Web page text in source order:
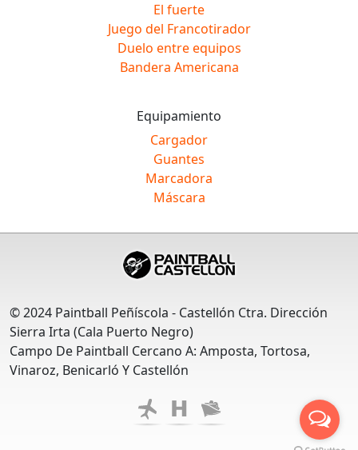
El fuerte
Juego del Francotirador
Duelo entre equipos
Bandera Americana
Equipamiento
Cargador
Guantes
Marcadora
Máscara
© 2024 Paintball Peñíscola - Castellón Ctra. Dirección
Sierra Irta (Cala Puerto Negro)
Campo De Paintball Cercano A: Amposta, Tortosa,
Vinaroz, Benicarló Y Castellón